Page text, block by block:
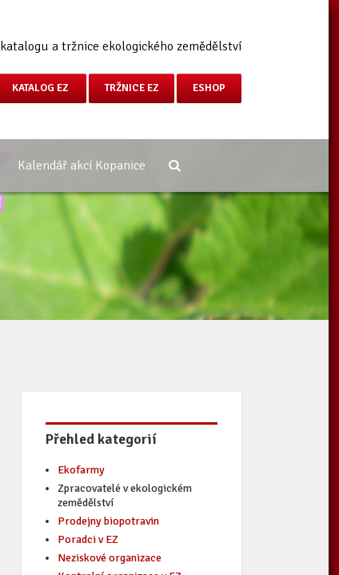
a tržnice ekologického zemědělství
KATALOG EZ TRŽNICE EZ ESHOP
Kalendář akcí Kopanice
Přehled kategorií
Ekofarmy
Zpracovatelé v ekologickém
zemědělství
Prodejny biopotravin
Poradci v EZ
Neziskové organizace